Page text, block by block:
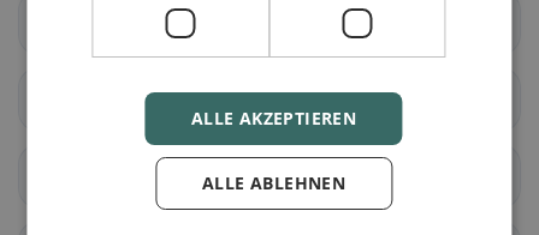
Rapperswil (BE) Schüpfen
Aarwangen
Bannwil
ALLE AKZEPTIEREN
ALLE ABLEHNEN